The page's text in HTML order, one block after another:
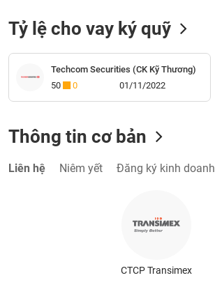
Tỷ lệ cho vay ký quỹ
Techcom Securities (CK Kỹ Thương)
50
0 01/11/2022
Thông tin cơ bản
Liên hệ Niêm yết Đăng ký kinh doanh
CTCP Transimex